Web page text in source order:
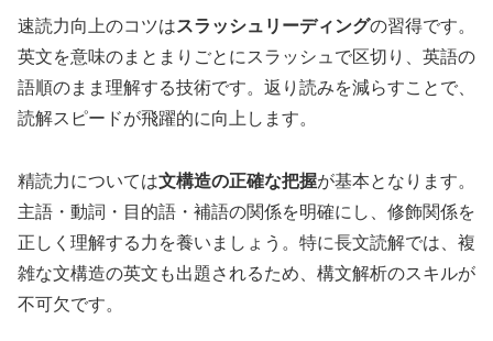
速読力向上のコツはスラッシュリーディングの習得です。
英文を意味のまとまりごとにスラッシュで区切り、英語の
語順のまま理解する技術です。返り読みを減らすことで、
読解スピードが飛躍的に向上します。
精読力については文構造の正確な把握が基本となります。
主語・動詞・目的語・補語の関係を明確にし、修飾関係を
正しく理解する力を養いましょう。特に長文読解では、複
雑な文構造の英文も出題されるため、構文解析のスキルが
不可欠です。